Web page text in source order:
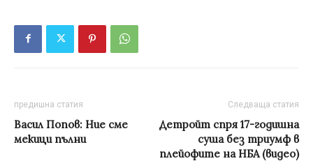
предишна статия
Васил Попов: Ние сме
мекици пълни
Следваща статия
Детройт спря 17-годишна
суша без триумф в
плейофите на НБА (видео)